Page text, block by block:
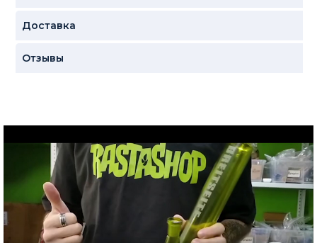
Доставка
Отзывы